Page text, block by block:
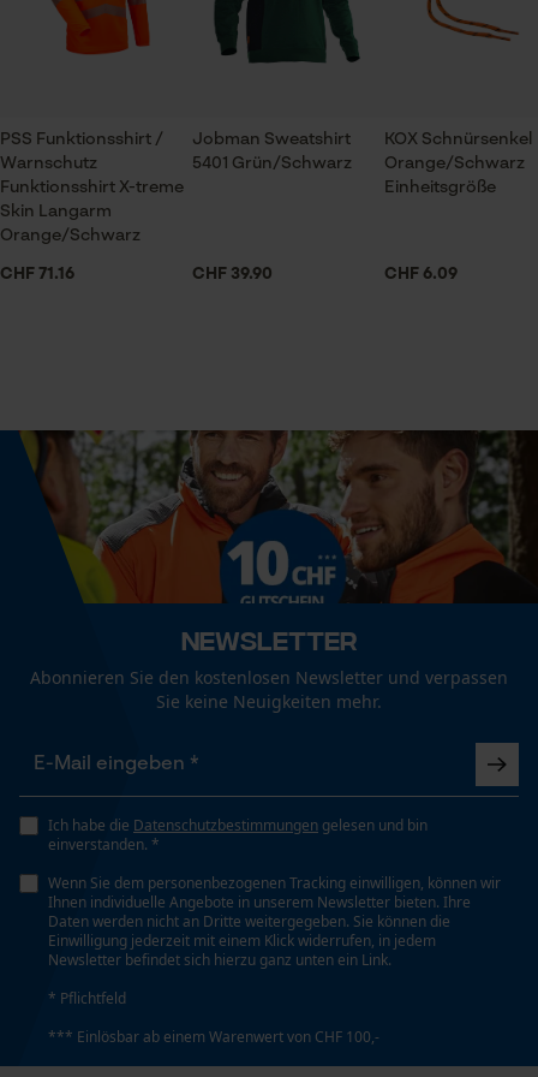
Applikationen
Armabschluss
Elastische Bündchen
Ausschnitt Kragen
Transportwesen
Geschlecht
Unisex
Unifarben
Passform
Active Fit
Taschentyp
Brusttasche, Fronttaschen, Jackentaschen,
Vordertaschen, Napoleontasche
PSS Funktionsshirt /
Warnschutz
Funktionsshirt X-treme
Skin Langarm
Orange/Schwarz
CHF 71.16
Jobman Sweatshirt
5401 Grün/Schwarz
CHF 39.90
KOX Schnürsenkel
Orange/Schwarz
Einheitsgröße
CHF 6.09
Newsletter
Abonnieren Sie den kostenlosen Newsletter und verpassen
Sie keine Neuigkeiten mehr.
Ich habe die Datenschutzbestimmungen gelesen und bin
einverstanden. *
Wenn Sie dem personenbezogenen Tracking einwilligen, können wir
Ihnen individuelle Angebote in unserem Newsletter bieten. Ihre
Daten werden nicht an Dritte weitergegeben. Sie können die
Einwilligung jederzeit mit einem Klick widerrufen, in jedem
Newsletter befindet sich hierzu ganz unten ein Link.
* Pflichtfeld
*** Einlösbar ab einem Warenwert von CHF 100,-
Prüfung setzen von Cookies
Datenverarbeitung
Econda Tag Manager
Statistik Cookies
Mouseflow Web Analytics Tool
Fact-Finder Tracking
Funktionale Cookies
Loop54 Personalization
Gespeicherter Warenkorb
Persönliche Begrüßung
Geo-IP und User Detection
YouTube-Videos
Google Maps
Kontaktaufnahme per Chat